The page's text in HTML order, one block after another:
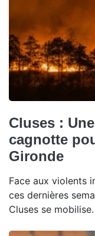
Cluses :
cagnotte
Gironde
Face aux violents
ces dernières
Cluses se mobilise.